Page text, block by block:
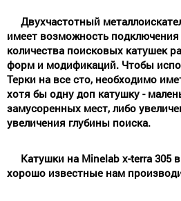
Двухчастотный
имеет возможность
количества поисковых катушек
форм и модификаций. Чтобы
Терки на все сто, необходимо
хотя бы одну доп катушку -
замусоренных мест, либо
увеличения глубины поиска.
Катушки на Minelab x-terra 305
хорошо известные нам